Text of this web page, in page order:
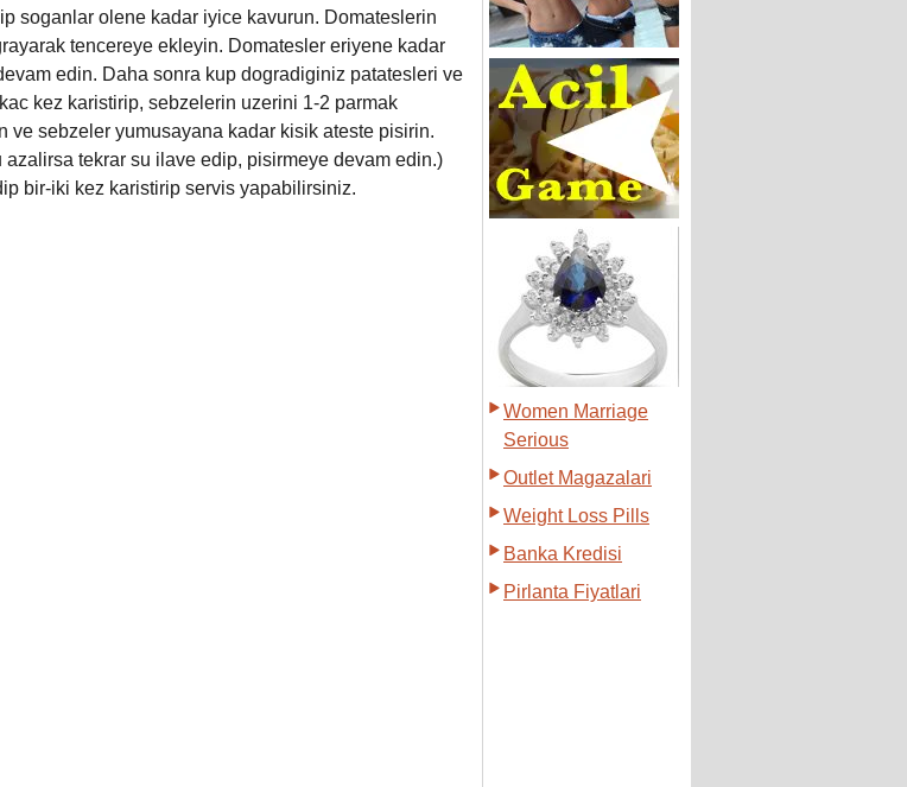
soganlar olene kadar iyice kavurun. Domateslerin
tencereye ekleyin. Domatesler eriyene kadar
edin. Daha sonra kup dogradiginiz patatesleri ve
kez karistirip, sebzelerin uzerini 1-2 parmak
ve sebzeler yumusayana kadar kisik ateste pisirin.
tekrar su ilave edip, pisirmeye devam edin.)
bir-iki kez karistirip servis yapabilirsiniz.
Women Marriage
Serious
Outlet Magazalari
Weight Loss Pills
Banka Kredisi
Pirlanta Fiyatlari